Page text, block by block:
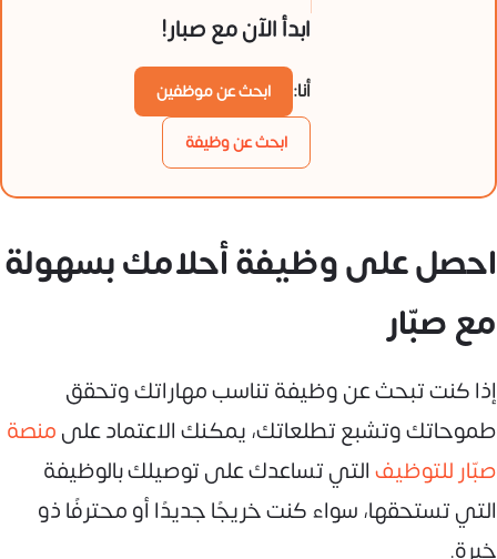
ابدأ الآن مع صبار!
أنا:
ابحث عن موظفين
ابحث عن وظيفة
احصل على وظيفة أحلامك بسهولة
مع صبّار
إذا كنت تبحث عن وظيفة تناسب مهاراتك وتحقق
طموحاتك وتشبع تطلعاتك، يمكنك الاعتماد علىمنصة
صبّار للتوظيفالتي تساعدك على توصيلك بالوظيفة
التي تستحقها، سواء كنت خريجًا جديدًا أو محترفًا ذو
خبرة.